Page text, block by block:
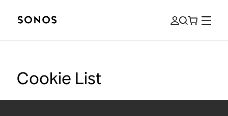
Cookie List